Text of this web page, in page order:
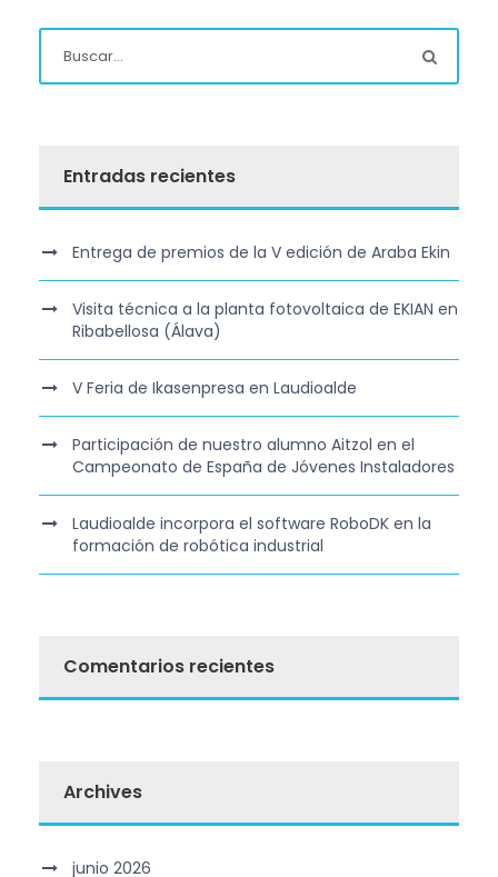
Entradas recientes
Entrega de premios de la V edición de Araba Ekin
Visita técnica a la planta fotovoltaica de EKIAN en
Ribabellosa (Álava)
V Feria de Ikasenpresa en Laudioalde
Participación de nuestro alumno Aitzol en el
Campeonato de España de Jóvenes Instaladores
Laudioalde incorpora el software RoboDK en la
formación de robótica industrial
Comentarios recientes
Archives
junio 2026